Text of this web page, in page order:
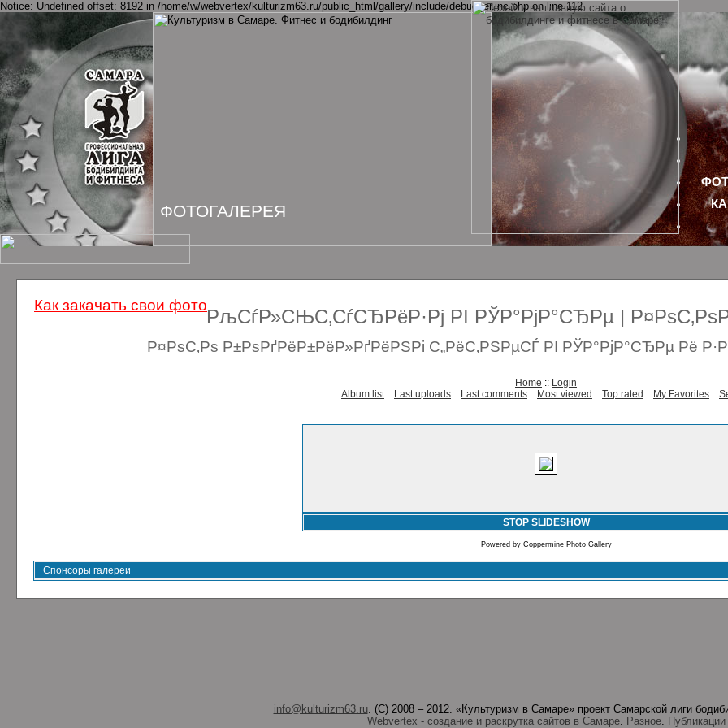
Notice: Undefined offset: 8192 in /home/w/webvertex/kulturizm63.ru/public_html/gallery/include/debugger.inc.php on line 112
РљСѓР»СЊС‚СѓСЂРёР·Рј РІ РЎР°РјР°СЂРµ |
Р¤РѕС‚Рѕ Р±РѕРґРёР±РёР»РґРёРЅРі С„РёС‚РЅРµСЃ РІ РЎР°РјР°СЂРµ Рё
Home :: Login
Album list:: Last uploads :: Last comments :: Most viewed :: Top rated :: My Favorites ::
STOP SLIDESHOW
Powered by Coppermine Photo Gallery
Спонсоры галереи
info@kulturizm63.ru. (C) 2008 – 2012. «Культуризм в Самаре» проект Самарской лиги
Webvertex - создание и раскрутка сайтов в Самаре. Разное. Публикации
ФОТОГАЛЕРЕЯ
Как закачать свои фото